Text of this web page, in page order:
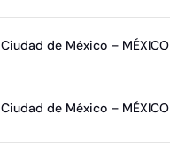
Ciudad de México – MÉXICO
Ciudad de México – MÉXICO